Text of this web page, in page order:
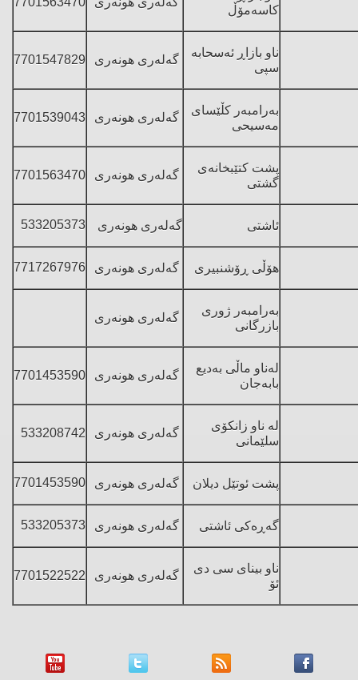
كاسه‌مۆڵ
7701547829 گه‌له‌ری هونه‌ری
ناو بازاڕ ئه‌سحابه‌
سپی
7701539043 گه‌له‌ری هونه‌ری
به‌رامبه‌ر كڵێسای
مه‌سیحی
7701563470 گه‌له‌ری هونه‌ری
پشت كتێبخانه‌ی
گشتی
533205373 گه‌له‌ری هونه‌ری ئاشتی
7717267976 گه‌له‌ری هونه‌ری هۆڵی ڕۆشنبیری
گه‌له‌ری هونه‌ری
به‌رامبه‌ر ژوری
بازرگانی
7701453590 گه‌له‌ری هونه‌ری
له‌ناو ماڵی به‌دیع
بابه‌جان
533208742 گه‌له‌ری هونه‌ری
له‌ ناو زانكۆی
سلێمانی
7701453590 گه‌له‌ری هونه‌ری پشت ئوتێل دیلان
533205373 گه‌له‌ری هونه‌ری گه‌ڕه‌كی ئاشتی
7701522522 گه‌له‌ری هونه‌ری
ناو بینای سی دی
ئۆ